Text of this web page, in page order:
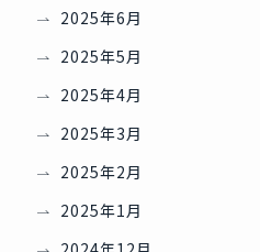
2025年6月
2025年5月
2025年4月
2025年3月
2025年2月
2025年1月